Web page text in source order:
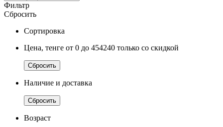
Фильтр
Сбросить
Сортировка
Цена, тенге от 0 до 454240 только со скидкой
Сбросить
Наличие и доставка
Сбросить
Возраст